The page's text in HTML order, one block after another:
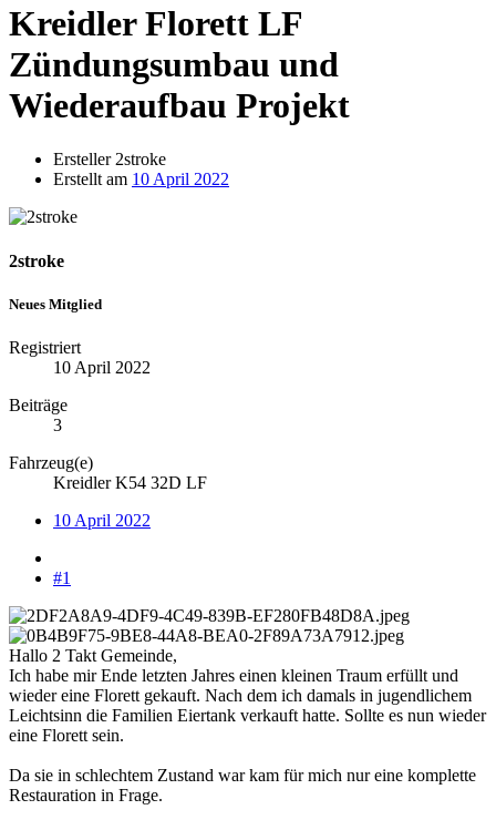
Kreidler Florett LF
Zündungsumbau und
Wiederaufbau Projekt
Ersteller2stroke
Erstellt am 10 April 2022
2stroke
Neues Mitglied
Registriert
10 April 2022
Beiträge
3
Fahrzeug(e)
Kreidler K54 32D LF
10 April 2022
#1
Hallo 2 Takt Gemeinde,
Ich habe mir Ende letzten Jahres einen kleinen Traum erfüllt und
wieder eine Florett gekauft. Nach dem ich damals in jugendlichem
Leichtsinn die Familien Eiertank verkauft hatte. Sollte es nun wieder
eine Florett sein.
Da sie in schlechtem Zustand war kam für mich nur eine komplette
Restauration in Frage.